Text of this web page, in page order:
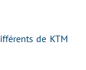
de KTM